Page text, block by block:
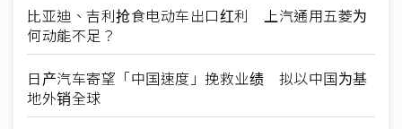
比亚迪、吉利抢食电动车出口红利 上汽通用五菱为
何动能不足？
日产汽车寄望「中国速度」挽救业绩 拟以中国为基
地外销全球